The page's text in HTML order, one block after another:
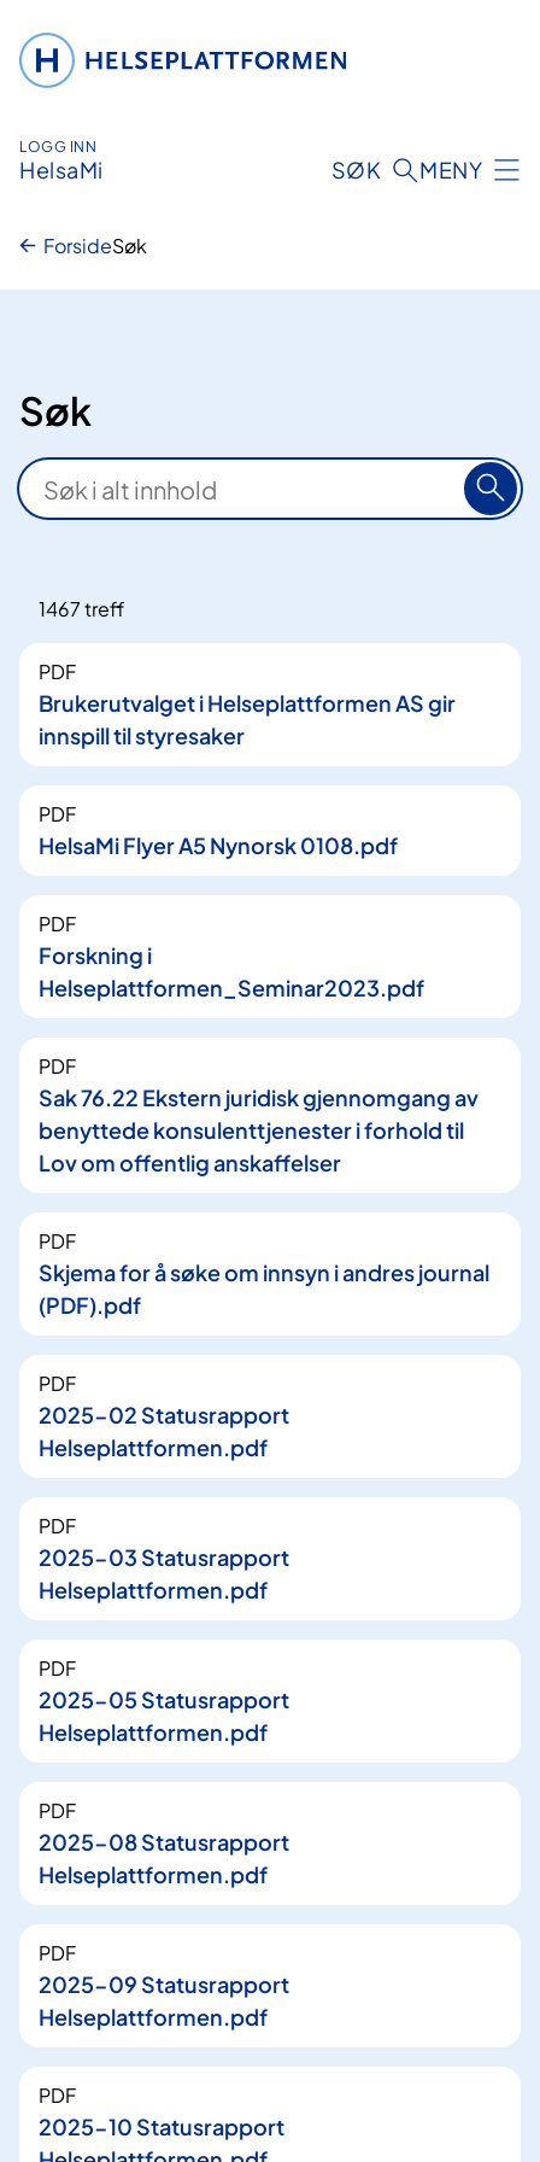
innhold
LOGG INN
HelsaMi SØK MENY
ForsideSøk
Søk
S
ø
1467 treff
PDF
Brukerutvalget i Helseplattformen AS gir
innspill til styresaker
PDF
HelsaMi Flyer A5 Nynorsk 0108.pdf
PDF
Forskning i
Helseplattformen_Seminar2023.pdf
PDF
Sak 76.22 Ekstern juridisk gjennomgang av
benyttede konsulenttjenester i forhold til
Lov om offentlig anskaffelser
PDF
Skjema for å søke om innsyn i andres journal
(PDF).pdf
PDF
2025-02 Statusrapport
Helseplattformen.pdf
PDF
2025-03 Statusrapport
Helseplattformen.pdf
PDF
2025-05 Statusrapport
Helseplattformen.pdf
PDF
2025-08 Statusrapport
Helseplattformen.pdf
PDF
2025-09 Statusrapport
Helseplattformen.pdf
PDF
2025-10 Statusrapport